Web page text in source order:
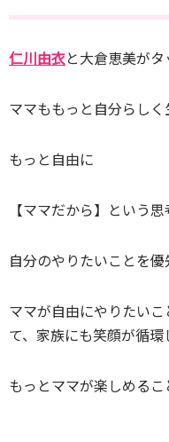
仁川由衣と大倉恵美がタ
ママももっと自分らし
もっと自由に
【ママだから】という
自分のやりたいことを優
ママが自由にやりたい
て、家族にも笑顔が循環
もっとママが楽しめるこ